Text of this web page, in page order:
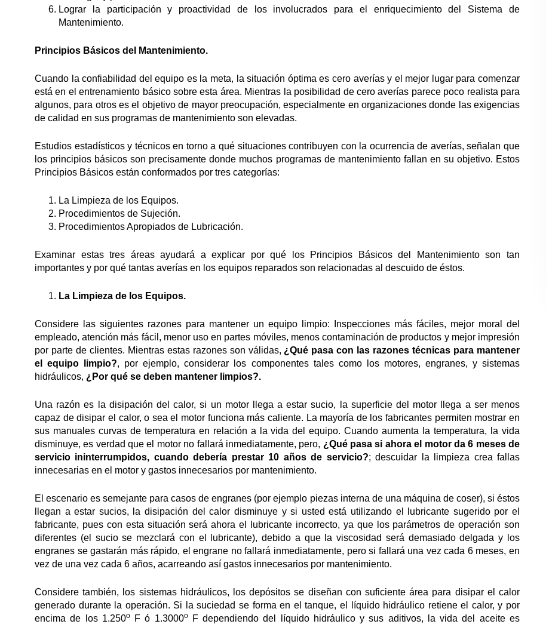
Lograr la participación y proactividad de los involucrados para el enriquecimiento del Sistema de
Mantenimiento.
Principios Básicos del Mantenimiento.
Cuando la confiabilidad del equipo es la meta, la situación óptima es cero averías y el mejor lugar para comenzar
está en el entrenamiento básico sobre esta área. Mientras la posibilidad de cero averías parece poco realista para
algunos, para otros es el objetivo de mayor preocupación, especialmente en organizaciones donde las exigencias
de calidad en sus programas de mantenimiento son elevadas.
Estudios estadísticos y técnicos en torno a qué situaciones contribuyen con la ocurrencia de averías, señalan que
los principios básicos son precisamente donde muchos programas de mantenimiento fallan en su objetivo. Estos
Principios Básicos están conformados por tres categorías:
La Limpieza de los Equipos.
Procedimientos de Sujeción.
Procedimientos Apropiados de Lubricación.
Examinar estas tres áreas ayudará a explicar por qué los Principios Básicos del Mantenimiento son tan
importantes y por qué tantas averías en los equipos reparados son relacionadas al descuido de éstos.
La Limpieza de los Equipos.
Considere las siguientes razones para mantener un equipo limpio: Inspecciones más fáciles, mejor moral del
empleado, atención más fácil, menor uso en partes móviles, menos contaminación de productos y mejor impresión
por parte de clientes. Mientras estas razones son válidas, ¿Qué pasa con las razones técnicas para mantener
el equipo limpio?, por ejemplo, considerar los componentes tales como los motores, engranes, y sistemas
hidráulicos, ¿Por qué se deben mantener limpios?.
Una razón es la disipación del calor, si un motor llega a estar sucio, la superficie del motor llega a ser menos
capaz de disipar el calor, o sea el motor funciona más caliente. La mayoría de los fabricantes permiten mostrar en
sus manuales curvas de temperatura en relación a la vida del equipo. Cuando aumenta la temperatura, la vida
disminuye, es verdad que el motor no fallará inmediatamente, pero, ¿Qué pasa si ahora el motor da 6 meses de
servicio ininterrumpidos, cuando debería prestar 10 años de servicio?; descuidar la limpieza crea fallas
innecesarias en el motor y gastos innecesarios por mantenimiento.
El escenario es semejante para casos de engranes (por ejemplo piezas interna de una máquina de coser), si éstos
llegan a estar sucios, la disipación del calor disminuye y si usted está utilizando el lubricante sugerido por el
fabricante, pues con esta situación será ahora el lubricante incorrecto, ya que los parámetros de operación son
diferentes (el sucio se mezclará con el lubricante), debido a que la viscosidad será demasiado delgada y los
engranes se gastarán más rápido, el engrane no fallará inmediatamente, pero si fallará una vez cada 6 meses, en
vez de una vez cada 6 años, acarreando así gastos innecesarios por mantenimiento.
Considere también, los sistemas hidráulicos, los depósitos se diseñan con suficiente área para disipar el calor
generado durante la operación. Si la suciedad se forma en el tanque, el líquido hidráulico retiene el calor, y por
encima de los 1.250oF ó 1.3000oF dependiendo del líquido hidráulico y sus aditivos, la vida del aceite es